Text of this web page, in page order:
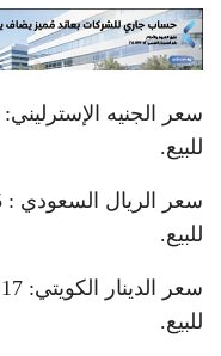
للبيع.
للبيع.
للبيع.